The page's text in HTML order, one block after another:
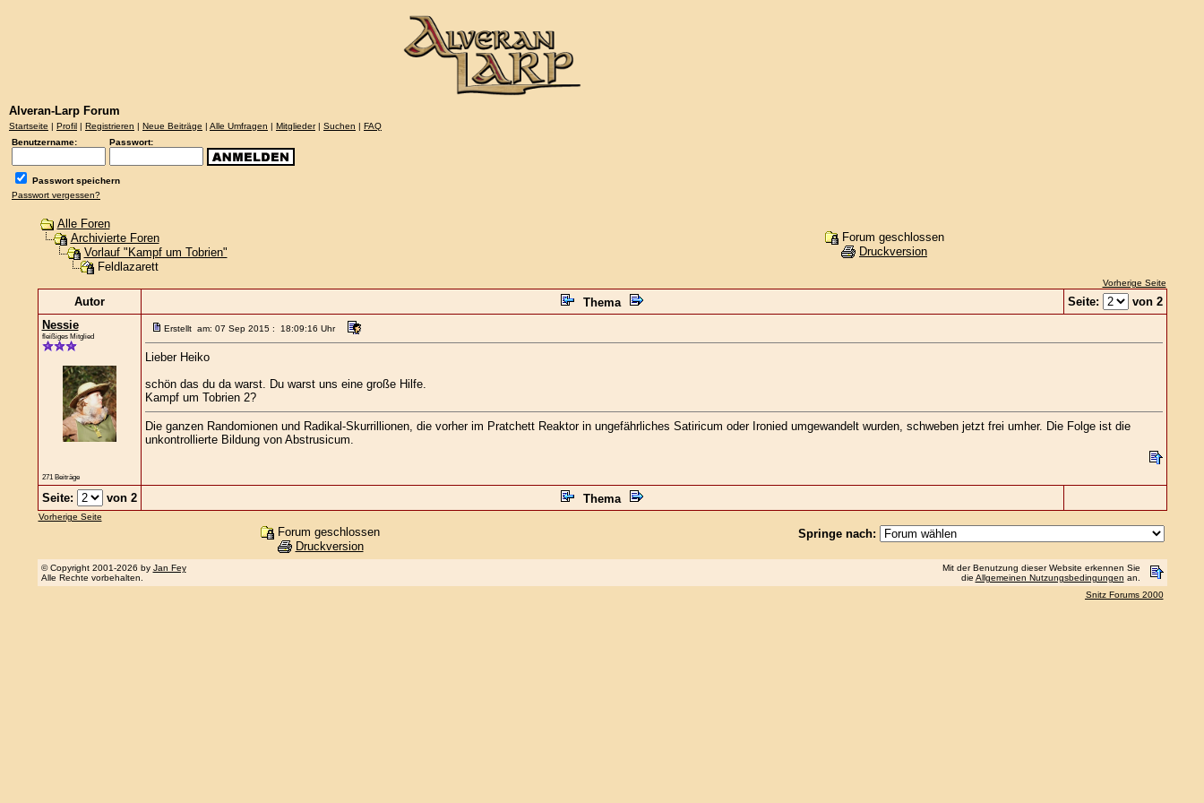
Alveran-Larp Forum
Startseite | Profil | Registrieren | Neue Beiträge | Alle Umfragen | Mitglieder| Suchen | FAQ
Benutzername:
Passwort:
Passwort speichern
Passwort vergessen?
Alle Foren
Archivierte Foren
Vorlauf "Kampf um Tobrien"
Feldlazarett
Forum geschlossen
Druckversion
Vorherige Seite
Autor Thema Seite:
von 2
Nessie
fleißiges Mitglied
271 Beiträge
Erstellt am: 07 Sep 2015 : 18:09:16 Uhr
Lieber Heiko
schön das du da warst. Du warst uns eine große Hilfe.
Kampf um Tobrien 2?
Die ganzen Randomionen und Radikal-Skurrillionen, die vorher im Pratchett Reaktor in ungefährliches Satiricum oder Ironied umgewandelt wurden, schweben jetzt frei umher. Die Folge ist die
unkontrollierte Bildung von Abstrusicum.
Seite: von 2 Thema
Vorherige Seite
Forum geschlossen
Druckversion
Springe nach:
© Copyright 2001-2026 by Jan Fey
Alle Rechte vorbehalten.
Mit der Benutzung dieser Website erkennen Sie
die Allgemeinen Nutzungsbedingungen an.
Snitz Forums 2000